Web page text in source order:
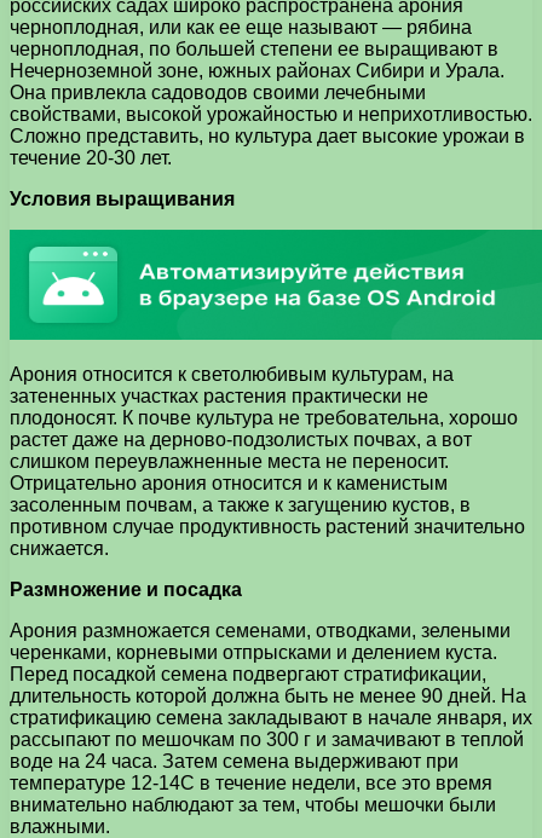
российских садах широко распространена арония
черноплодная, или как ее еще называют — рябина
черноплодная, по большей степени ее выращивают в
Нечерноземной зоне, южных районах Сибири и Урала.
Она привлекла садоводов своими лечебными
свойствами, высокой урожайностью и неприхотливостью.
Сложно представить, но культура дает высокие урожаи в
течение 20-30 лет.
Условия выращивания
Арония относится к светолюбивым культурам, на
затененных участках растения практически не
плодоносят. К почве культура не требовательна, хорошо
растет даже на дерново-подзолистых почвах, а вот
слишком переувлажненные места не переносит.
Отрицательно арония относится и к каменистым
засоленным почвам, а также к загущению кустов, в
противном случае продуктивность растений значительно
снижается.
Размножение и посадка
Арония размножается семенами, отводками, зелеными
черенками, корневыми отпрысками и делением куста.
Перед посадкой семена подвергают стратификации,
длительность которой должна быть не менее 90 дней. На
стратификацию семена закладывают в начале января, их
рассыпают по мешочкам по 300 г и замачивают в теплой
воде на 24 часа. Затем семена выдерживают при
температуре 12-14С в течение недели, все это время
внимательно наблюдают за тем, чтобы мешочки были
влажными.